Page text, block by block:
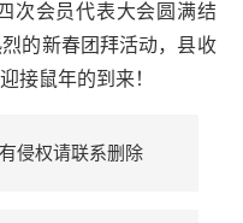
次会员代表大会圆满结
的新春团拜活动，县收
接鼠年的到来！
侵权请联系删除